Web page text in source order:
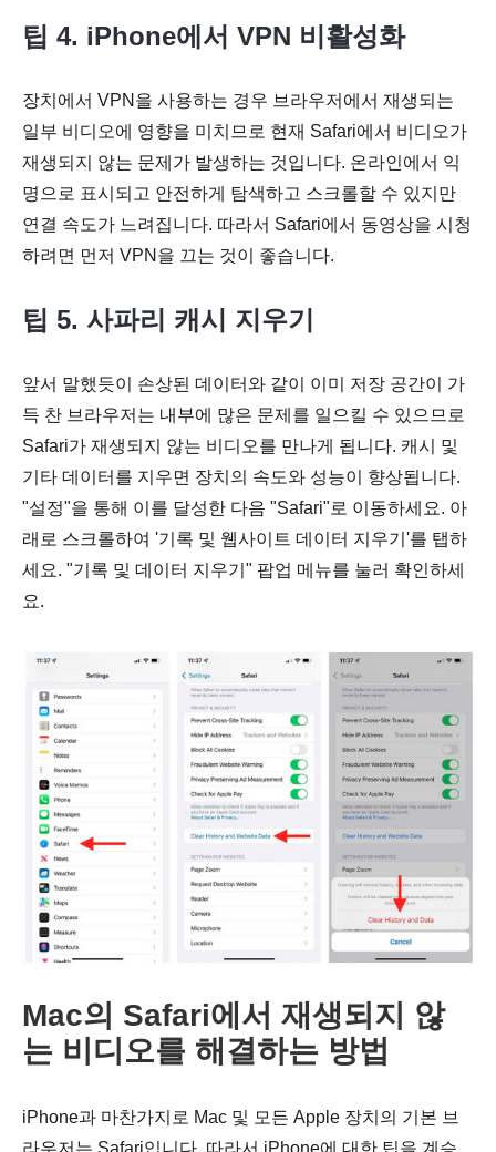
팁 4. iPhone에서 VPN 비활성화
장치에서 VPN을 사용하는 경우 브라우저에서 재생되는
일부 비디오에 영향을 미치므로 현재 Safari에서 비디오가
재생되지 않는 문제가 발생하는 것입니다. 온라인에서 익
명으로 표시되고 안전하게 탐색하고 스크롤할 수 있지만
연결 속도가 느려집니다. 따라서 Safari에서 동영상을 시청
하려면 먼저 VPN을 끄는 것이 좋습니다.
팁 5. 사파리 캐시 지우기
앞서 말했듯이 손상된 데이터와 같이 이미 저장 공간이 가
득 찬 브라우저는 내부에 많은 문제를 일으킬 수 있으므로
Safari가 재생되지 않는 비디오를 만나게 됩니다. 캐시 및
기타 데이터를 지우면 장치의 속도와 성능이 향상됩니다.
"설정"을 통해 이를 달성한 다음 "Safari"로 이동하세요. 아
래로 스크롤하여 '기록 및 웹사이트 데이터 지우기'를 탭하
세요. "기록 및 데이터 지우기" 팝업 메뉴를 눌러 확인하세
요.
Mac의 Safari에서 재생되지 않
는 비디오를 해결하는 방법
iPhone과 마찬가지로 Mac 및 모든 Apple 장치의 기본 브
라우저는 Safari입니다. 따라서 iPhone에 대한 팁을 계승